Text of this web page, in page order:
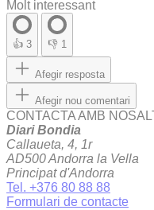
Molt interessant
👍 3 👎 1
Afegir resposta
Afegir nou comentari
CONTACTA AMB
Diari Bondia
Callaueta, 4, 1r
AD500 Andorra la Vella
Principat d'Andorra
Tel. +376 80 88 88
Formulari de contacte